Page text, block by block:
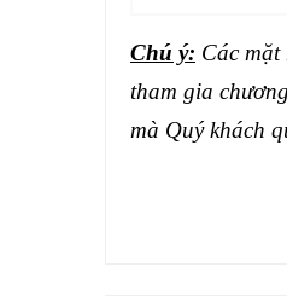
Chú ý: Các
tham gia
mà Quý khách